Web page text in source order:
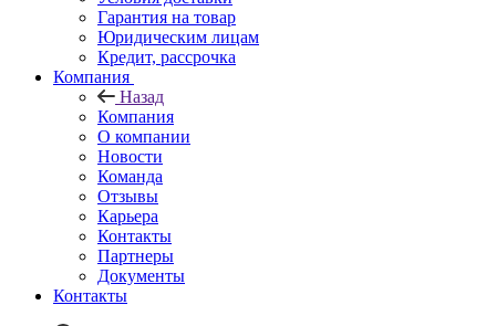
Гарантия на товар
Юридическим лицам
Кредит, рассрочка
Компания
Назад
Компания
О компании
Новости
Команда
Отзывы
Карьера
Контакты
Партнеры
Документы
Контакты